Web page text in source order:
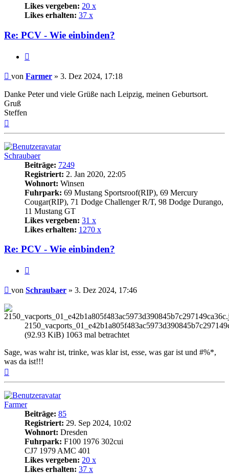
Likes vergeben: 20 x
Likes erhalten: 37 x
Re: PCV - Wie einbinden?
Beitrag
von Farmer » 3. Dez 2024, 17:18
Danke Peter und viele Grüße nach Leipzig, meinen Geburtsort.
Gruß
Steffen
Schraubaer
Beiträge: 7249
Registriert: 2. Jan 2020, 22:05
Wohnort: Winsen
Fuhrpark: 69 Mustang Sportsroof(RIP), 69 Mercury
Cougar(RIP), 71 Dodge Challenger R/T, 98 Dodge Durango,
11 Mustang GT
Likes vergeben: 31 x
Likes erhalten: 1270 x
Re: PCV - Wie einbinden?
Beitrag
von Schraubaer » 3. Dez 2024, 17:46
(92.93 KiB) 1063 mal betrachtet
Sage, was wahr ist, trinke, was klar ist, esse, was gar ist und #%*,
was da ist!!!
Farmer
Beiträge: 85
Registriert: 29. Sep 2024, 10:02
Wohnort: Dresden
Fuhrpark: F100 1976 302cui
CJ7 1979 AMC 401
Likes vergeben: 20 x
Likes erhalten: 37 x